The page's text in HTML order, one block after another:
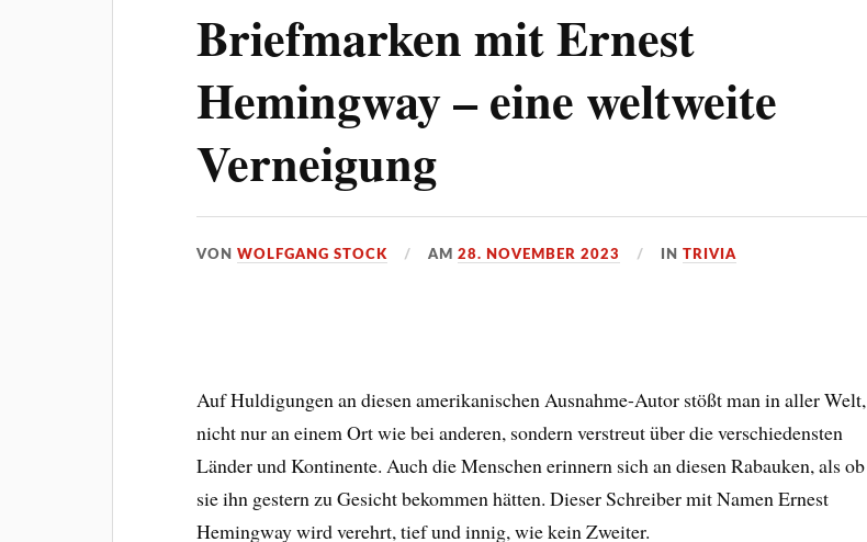
Briefmarken mit Ernest
Hemingway – eine weltweite
Verneigung
VONWOLFGANG STOCK AM28. NOVEMBER 2023 INTRIVIA
Auf Huldigungen an diesen amerikanischen Ausnahme-Autor stößt man in aller Welt,
nicht nur an einem Ort wie bei anderen, sondern verstreut über die verschiedensten
Länder und Kontinente. Auch die Menschen erinnern sich an diesen Rabauken, als ob
sie ihn gestern zu Gesicht bekommen hätten. Dieser Schreiber mit Namen Ernest
Hemingway wird verehrt, tief und innig, wie kein Zweiter.